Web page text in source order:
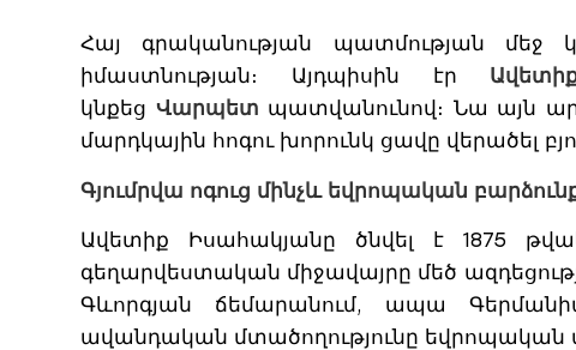
Հայ գրականության պատմության մեջ
իմաստնության։ Այդպիսին էր
կնքեց Վարպետ պատվանունով։ Նա այն
մարդկային հոգու խորունկ ցավը վերածել
Գյումրվա ոգուց մինչև եվրոպական
Ավետիք Իսահակյանը ծնվել է 1875
գեղարվեստական միջավայրը մեծ
Գևորգյան ճեմարանում, ապա
ավանդական մտածողությունը եվրոպական